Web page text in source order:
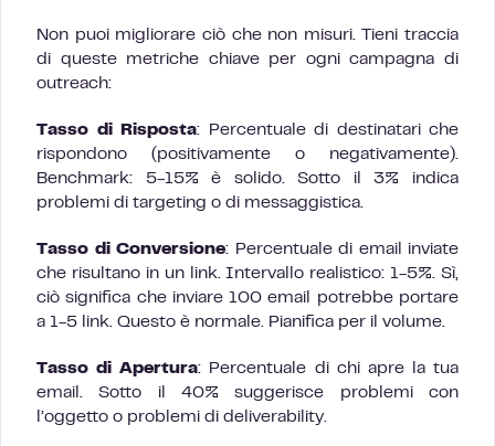
Non puoi migliorare ciò che non misuri. Tieni traccia
di queste metriche chiave per ogni campagna di
outreach:
Tasso di Risposta: Percentuale di destinatari che
rispondono (positivamente o negativamente).
Benchmark: 5-15% è solido. Sotto il 3% indica
problemi di targeting o di messaggistica.
Tasso di Conversione: Percentuale di email inviate
che risultano in un link. Intervallo realistico: 1-5%. Sì,
ciò significa che inviare 100 email potrebbe portare
a 1-5 link. Questo è normale. Pianifica per il volume.
Tasso di Apertura: Percentuale di chi apre la tua
email. Sotto il 40% suggerisce problemi con
l’oggetto o problemi di deliverability.